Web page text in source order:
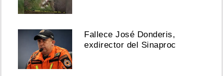
Fallece José Donderis,
exdirector del Sinaproc